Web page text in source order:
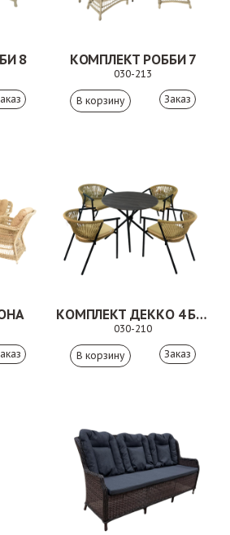
8 КОМПЛЕКТ РОББИ 7
030-213
Заказ
КОМПЛЕКТ ДЕККО 4 БЕЖЕВЫЙ
030-210
Заказ